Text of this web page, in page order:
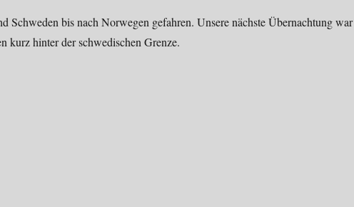
bis nach Norwegen gefahren. Unsere nächste Übernachtung war
kurz hinter der schwedischen Grenze.